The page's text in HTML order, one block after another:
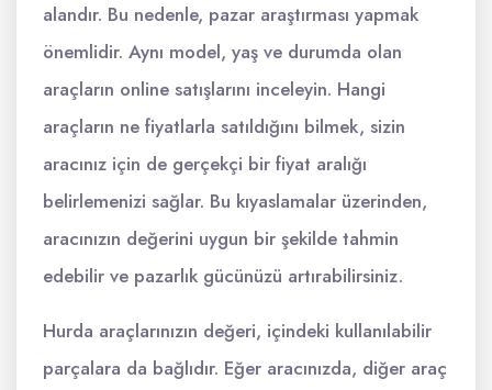
alandır. Bu nedenle, pazar araştırması yapmak
önemlidir. Aynı model, yaş ve durumda olan
araçların online satışlarını inceleyin. Hangi
araçların ne fiyatlarla satıldığını bilmek, sizin
aracınız için de gerçekçi bir fiyat aralığı
belirlemenizi sağlar. Bu kıyaslamalar üzerinden,
aracınızın değerini uygun bir şekilde tahmin
edebilir ve pazarlık gücünüzü artırabilirsiniz.
Hurda araçlarınızın değeri, içindeki kullanılabilir
parçalara da bağlıdır. Eğer aracınızda, diğer araç